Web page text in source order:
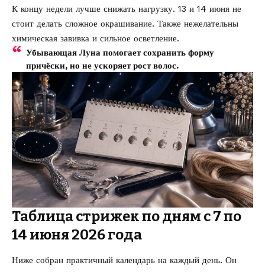
К концу недели лучше снижать нагрузку. 13 и 14 июня не
стоит делать сложное окрашивание. Также нежелательны
химическая завивка и сильное осветление.
Убывающая Луна помогает сохранить форму
причёски, но не ускоряет рост волос.
Таблица стрижек по дням с 7 по
14 июня 2026 года
Ниже собран практичный календарь на каждый день. Он